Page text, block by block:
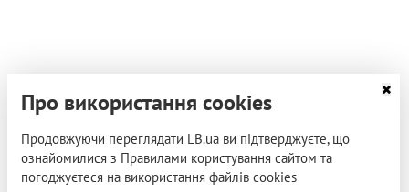
Про використання cookies
Продовжуючи переглядати LB.ua ви підтверджуєте, що
ознайомилися з Правилами користування сайтом та
погоджуєтеся на використання файлів cookies